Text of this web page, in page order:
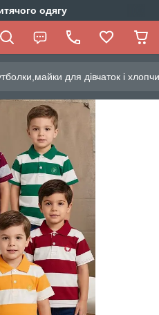
одягу
для дівчаток і